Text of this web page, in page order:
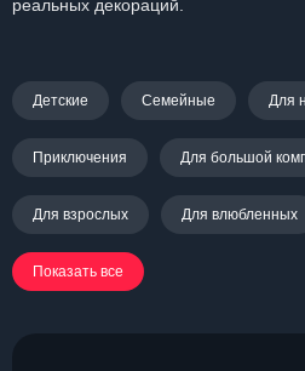
реальных декораций.
Детские Семейные Для
Приключения Для большой
Для взрослых Для влюбленных
Показать все